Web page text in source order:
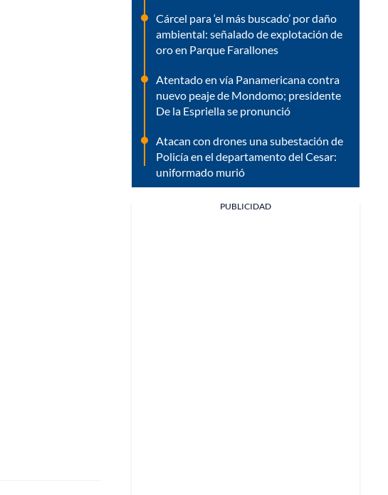
Cárcel para ‘el más buscado’ por daño
ambiental: señalado de explotación de
oro en Parque Farallones
Atentado en vía Panamericana contra
nuevo peaje de Mondomo; presidente
De la Espriella se pronunció
Atacan con drones una subestación de
Policía en el departamento del Cesar:
uniformado murió
PUBLICIDAD